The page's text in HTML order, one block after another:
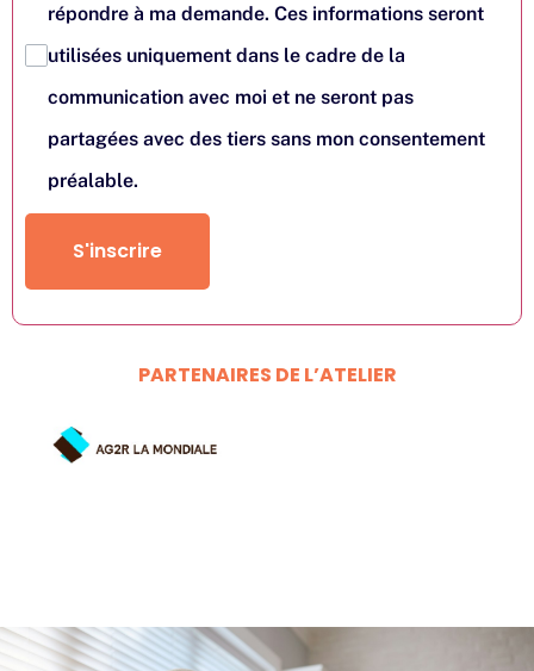
répondre à ma demande. Ces informations seront
utilisées uniquement dans le cadre de la
communication avec moi et ne seront pas
partagées avec des tiers sans mon consentement
préalable.
S'inscrire
PARTENAIRES DE L’ATELIER